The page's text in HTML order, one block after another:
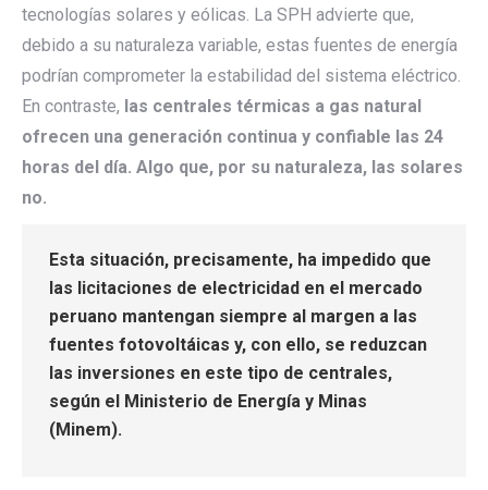
tecnologías solares y eólicas. La SPH advierte que,
debido a su naturaleza variable, estas fuentes de energía
podrían comprometer la estabilidad del sistema eléctrico.
En contraste, las centrales térmicas a gas natural
ofrecen una generación continua y confiable las 24
horas del día. Algo que, por su naturaleza, las solares
no.
Esta situación, precisamente, ha impedido que
las licitaciones de electricidad en el mercado
peruano mantengan siempre al margen a las
fuentes fotovoltáicas y, con ello, se reduzcan
las inversiones en este tipo de centrales,
según el Ministerio de Energía y Minas
(Minem).